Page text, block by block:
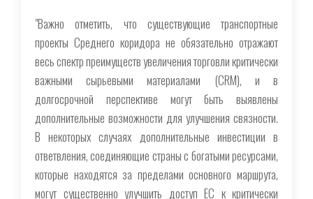
"Важно отметить, что существующие транспортные
проекты Среднего коридора не обязательно отражают
весь спектр преимуществ увеличения торговли критически
важными сырьевыми материалами (CRM), и в
долгосрочной перспективе могут быть выявлены
дополнительные возможности для улучшения связности.
В некоторых случаях дополнительные инвестиции в
ответвления, соединяющие страны с богатыми ресурсами,
которые находятся за пределами основного маршрута,
могут существенно улучшить доступ ЕС к критически